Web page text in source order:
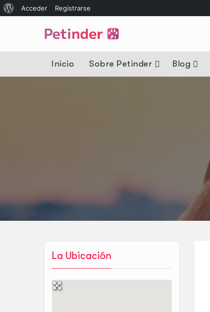
Acceder Registrarse
Inicio Sobre Petinder Blog
La Ubicación